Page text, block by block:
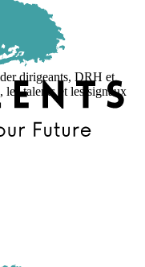
dirigeants, DRH et
les talents et les signaux